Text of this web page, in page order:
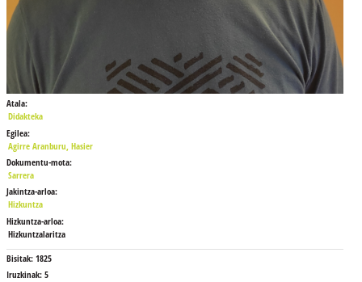
Atala:
Didakteka
Egilea:
Agirre Aranburu, Hasier
Dokumentu-mota:
Sarrera
Jakintza-arloa:
Hizkuntza
Hizkuntza-arloa:
Hizkuntzalaritza
Bisitak: 1825
Iruzkinak: 5